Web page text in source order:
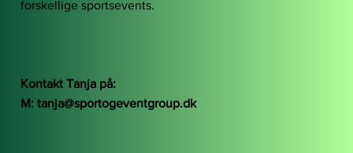
forskellige sportsevents.
Kontakt Tanja på:
M: tanja@sportogeventgroup.dk